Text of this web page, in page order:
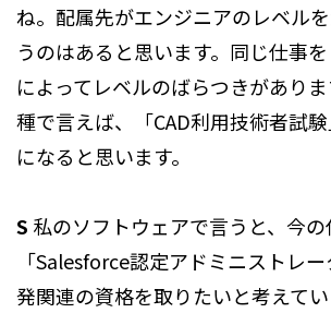
ね。配属先がエンジニアのレベル
うのはあると思います。同じ仕事
によってレベルのばらつきがあり
種で言えば、「CAD利用技術者試
になると思います。
S 私のソフトウェアで言うと、今
「Salesforce認定アドミニストレ
発関連の資格を取りたいと考えて